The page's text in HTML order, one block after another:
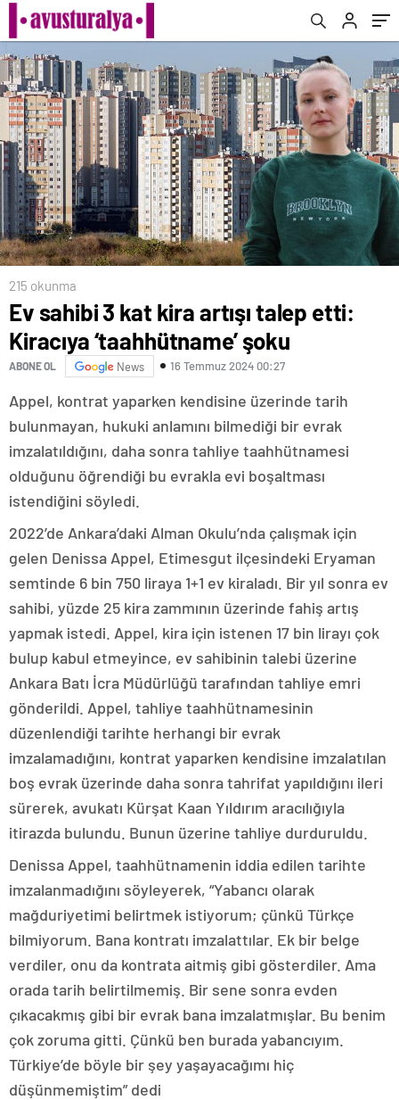
215 okunma
Ev sahibi 3 kat kira artışı talep etti:
Kiracıya ‘taahhütname’ şoku
ABONE OL News 16 Temmuz 2024 00:27
Appel, kontrat yaparken kendisine üzerinde tarih
bulunmayan, hukuki anlamını bilmediği bir evrak
imzalatıldığını, daha sonra tahliye taahhütnamesi
olduğunu öğrendiği bu evrakla evi boşaltması
istendiğini söyledi.
2022’de Ankara’daki Alman Okulu’nda çalışmak için
gelen Denissa Appel, Etimesgut ilçesindeki Eryaman
semtinde 6 bin 750 liraya 1+1 ev kiraladı. Bir yıl sonra ev
sahibi, yüzde 25 kira zammının üzerinde fahiş artış
yapmak istedi. Appel, kira için istenen 17 bin lirayı çok
bulup kabul etmeyince, ev sahibinin talebi üzerine
Ankara Batı İcra Müdürlüğü tarafından tahliye emri
gönderildi. Appel, tahliye taahhütnamesinin
düzenlendiği tarihte herhangi bir evrak
imzalamadığını, kontrat yaparken kendisine imzalatılan
boş evrak üzerinde daha sonra tahrifat yapıldığını ileri
sürerek, avukatı Kürşat Kaan Yıldırım aracılığıyla
itirazda bulundu. Bunun üzerine tahliye durduruldu.
Denissa Appel, taahhütnamenin iddia edilen tarihte
imzalanmadığını söyleyerek, “Yabancı olarak
mağduriyetimi belirtmek istiyorum; çünkü Türkçe
bilmiyorum. Bana kontratı imzalattılar. Ek bir belge
verdiler, onu da kontrata aitmiş gibi gösterdiler. Ama
orada tarih belirtilmemiş. Bir sene sonra evden
çıkacakmış gibi bir evrak bana imzalatmışlar. Bu benim
çok zoruma gitti. Çünkü ben burada yabancıyım.
Türkiye’de böyle bir şey yaşayacağımı hiç
düşünmemiştim” dedi